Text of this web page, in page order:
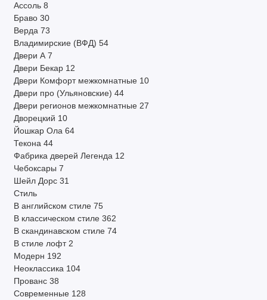
Ассоль 8
Браво 30
Верда 73
Владимирские (ВФД) 54
Двери А 7
Двери Бекар 12
Двери Комфорт межкомнатные 10
Двери про (Ульяновские) 44
Двери регионов межкомнатные 27
Дворецкий 10
Йошкар Ола 64
Текона 44
Фабрика дверей Легенда 12
Чебоксары 7
Шейл Дорс 31
Стиль
В английском стиле 75
В классическом стиле 362
В скандинавском стиле 74
В стиле лофт 2
Модерн 192
Неоклассика 104
Прованс 38
Современные 128
Показать все